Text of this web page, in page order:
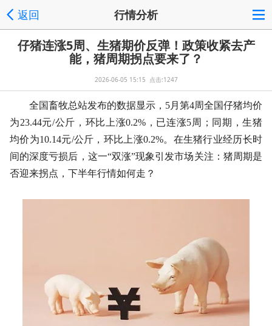
返回 行情分析
仔猪连涨5周、生猪期价反弹！政策收紧去产
能，猪周期拐点要来了？
2026-06-05 15:15 点击:1247
全国畜牧总站发布的数据显示，5月第4周全国仔猪均价
为23.44元/公斤，环比上涨0.2%，已连涨5周；同期，生猪
均价为10.14元/公斤，环比上涨0.2%。在生猪行业经历长时
间的深度亏损后，这一“双涨”现象引发市场关注：猪周期是
否迎来拐点，下半年行情如何走？